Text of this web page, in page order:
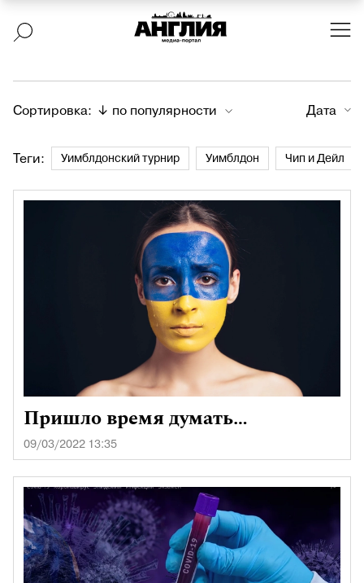
Дата
Теги: Уимблдонский турнир Уимблдон Чип и Дейл
Сортировка: ↓ по популярности
Пришло время думать…
09/03/2022 13:35